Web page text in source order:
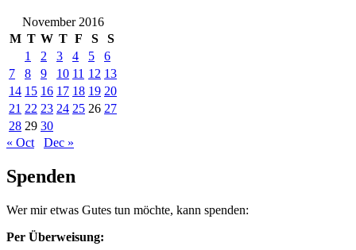
November 2016
M T W T F S
S
1
2 3 4 5
6
7
8 9 10 11 12 13
14 15 16 17 18 19 20
21 22 23 24 25 26 27
28 29 30
« Oct
Dec »
Spenden
Wer mir etwas Gutes tun möchte, kann spenden:
Per Überweisung: